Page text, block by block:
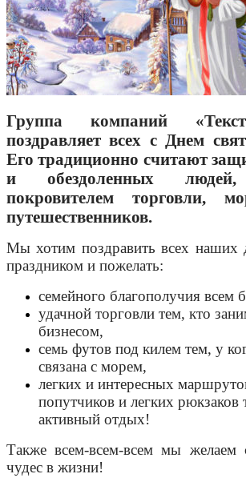
Группа компаний
поздравляет всех с Днем
Его традиционно считают
и обездоленных
покровителем торговли,
путешественников.
Мы хотим поздравить всех наших
праздником и пожелать:
семейного благополучия всем
удачной торговли тем, кто
бизнесом,
семь футов под килем тем, у
связана с морем,
легких и интересных
попутчиков и легких рюкзаков
активный отдых!
Также всем-всем-всем мы желаем
чудес в жизни!